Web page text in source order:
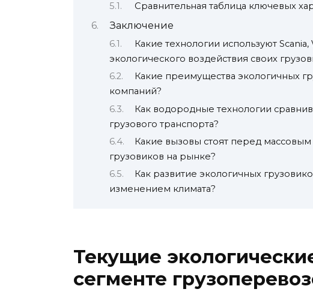
Сравнительная таблица ключевых
Заключение
Какие технологии используют
экологического воздействия своих
Какие преимущества экологичных
компаний?
Как водородные технологии
грузового транспорта?
Какие вызовы стоят перед
грузовиков на рынке?
Как развитие экологичных
изменением климата?
Текущие
сегменте